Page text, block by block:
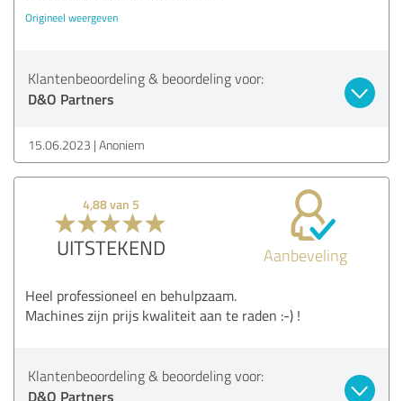
Origineel weergeven
Klantenbeoordeling & beoordeling voor:
D&O Partners
15.06.2023 Anoniem
4,88 van 5
UITSTEKEND Aanbeveling
Heel professioneel en behulpzaam.
Machines zijn prijs kwaliteit aan te raden :-) !
Klantenbeoordeling & beoordeling voor:
D&O Partners